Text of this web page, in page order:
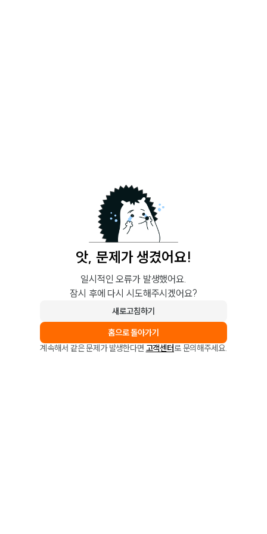
앗, 문제가 생겼어요!
일시적인 오류가 발생했어요.
잠시 후에 다시 시도해주시겠어요?
새로고침하기
홈으로 돌아가기
계속해서 같은 문제가 발생한다면 고객센터로 문의해주세요.